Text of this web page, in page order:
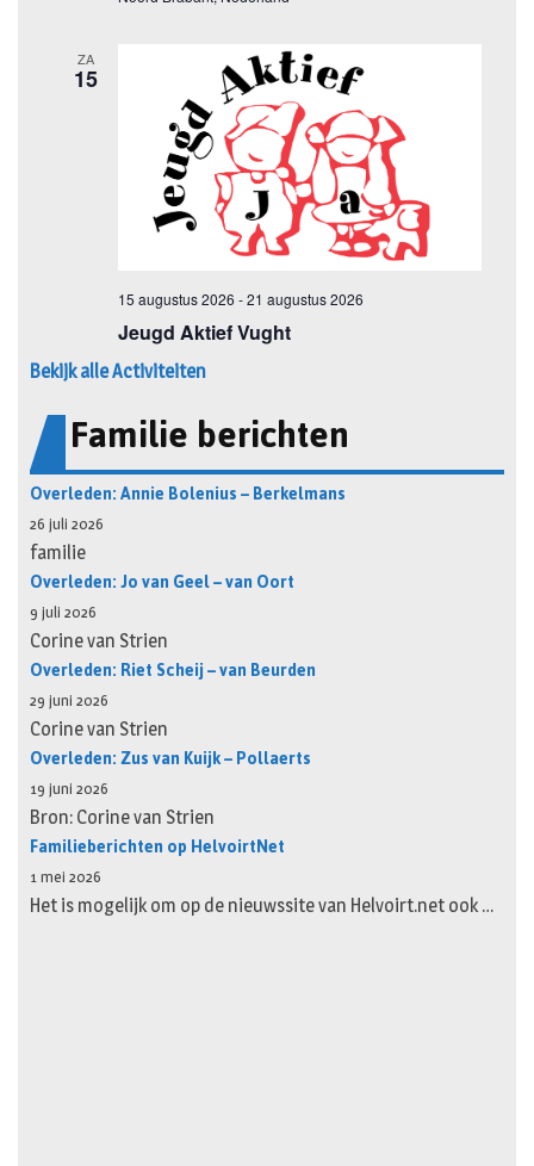
Bekijk alle Activiteiten
Familie berichten
Overleden: Annie Bolenius – Berkelmans
26 juli 2026
familie
Overleden: Jo van Geel – van Oort
9 juli 2026
Corine van Strien
Overleden: Riet Scheij – van Beurden
29 juni 2026
Corine van Strien
Overleden: Zus van Kuijk – Pollaerts
19 juni 2026
Bron: Corine van Strien
Familieberichten op HelvoirtNet
1 mei 2026
Het is mogelijk om op de nieuwssite van Helvoirt.net ook …